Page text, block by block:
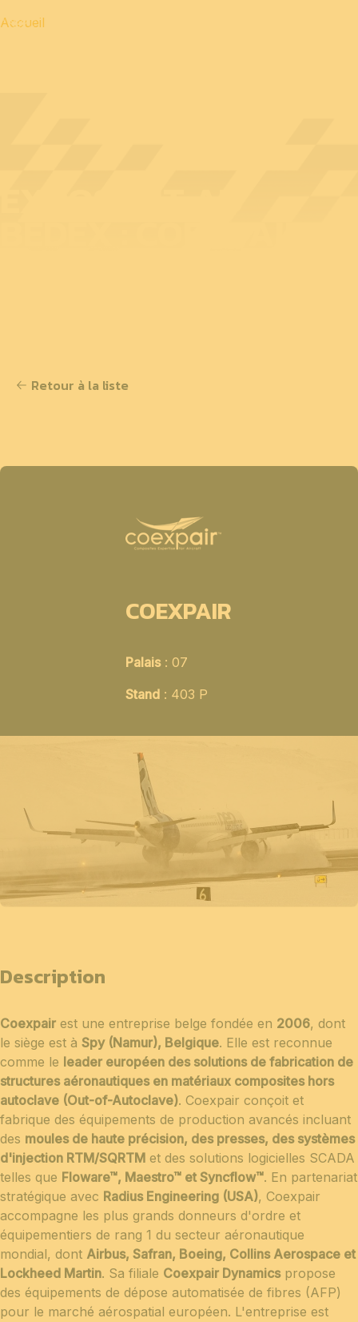
Accueil
Retour à la liste
COEXPAIR
Palais: 07
Stand : 403 P
Description
Coexpair est une entreprise belge fondée en 2006, dont
le siège est à Spy (Namur), Belgique. Elle est reconnue
comme le leader européen des solutions de fabrication de
structures aéronautiques en matériaux composites hors
autoclave (Out-of-Autoclave). Coexpair conçoit et
fabrique des équipements de production avancés incluant
des moules de haute précision, des presses, des systèmes
d'injection RTM/SQRTM et des solutions logicielles SCADA
telles que Floware™, Maestro™ et Syncflow™. En partenariat
stratégique avec Radius Engineering (USA), Coexpair
accompagne les plus grands donneurs d'ordre et
équipementiers de rang 1 du secteur aéronautique
mondial, dont Airbus, Safran, Boeing, Collins Aerospace et
Lockheed Martin. Sa filiale Coexpair Dynamicspropose
des équipements de dépose automatisée de fibres (AFP)
pour le marché aérospatial européen. L'entreprise est